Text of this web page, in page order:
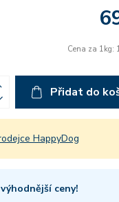
Cena za 1kg:
Přidat do
HappyDog
výhodnější ceny!